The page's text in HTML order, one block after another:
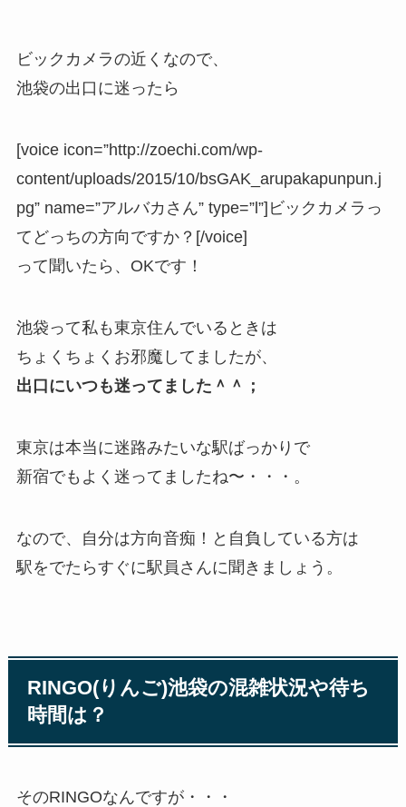
ビックカメラの近くなので、
池袋の出口に迷ったら
[voice icon=”http://zoechi.com/wp-
content/uploads/2015/10/bsGAK_arupakapunpun.j
pg” name=”アルバカさん” type=”l”]ビックカメラっ
てどっちの方向ですか？[/voice]
って聞いたら、OKです！
池袋って私も東京住んでいるときは
ちょくちょくお邪魔してましたが、
出口にいつも迷ってました＾＾；
東京は本当に迷路みたいな駅ばっかりで
新宿でもよく迷ってましたね〜・・・。
なので、自分は方向音痴！と自負している方は
駅をでたらすぐに駅員さんに聞きましょう。
RINGO(りんご)池袋の混雑状況や待ち
時間は？
そのRINGOなんですが・・・